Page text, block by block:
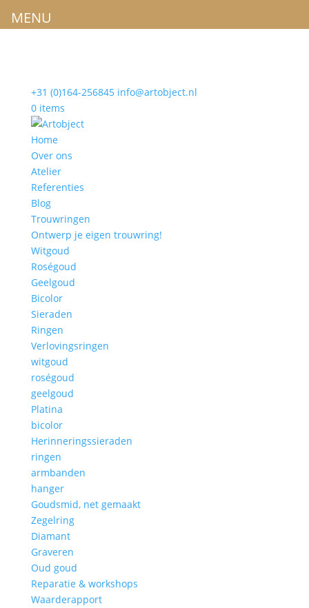
+31 (0)164-256845 info@artobject.nl
0 items
Home
Over ons
Atelier
Referenties
Blog
Trouwringen
Ontwerp je eigen trouwring!
Witgoud
Roségoud
Geelgoud
Bicolor
Sieraden
Ringen
Verlovingsringen
witgoud
roségoud
geelgoud
Platina
bicolor
Herinneringssieraden
ringen
armbanden
hanger
Goudsmid, net gemaakt
Zegelring
Diamant
Graveren
Oud goud
Reparatie & workshops
Waarderapport
MENU